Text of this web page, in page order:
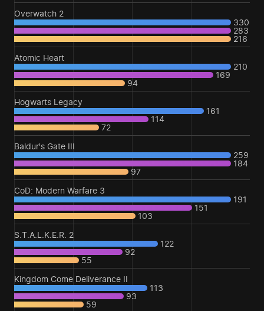
Overwatch 2
330
283
216
Atomic Heart
210
169
94
Hogwarts Legacy
161
114
72
Baldur's Gate III
259
184
97
CoD: Modern Warfare 3
191
151
103
S.T.A.L.K.E.R. 2
122
92
55
Kingdom Come Deliverance II
113
93
59